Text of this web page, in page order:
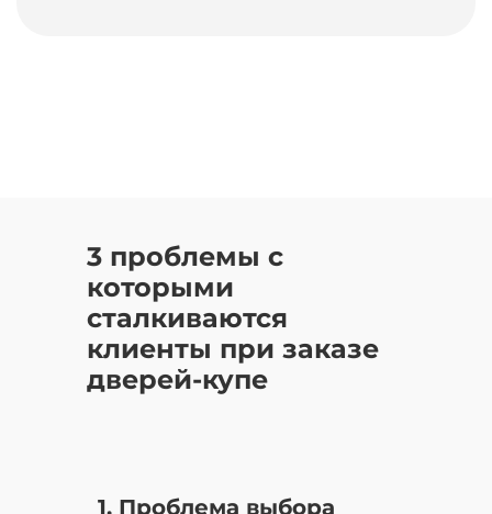
3 проблемы с
которыми
сталкиваются
клиенты при заказе
дверей-купе
1. Проблема выбора